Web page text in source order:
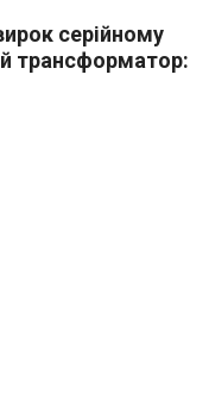
трансформатор: